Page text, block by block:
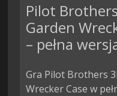
Pilot
Garden
– pełna
Gra Pilot Brothers
Wrecker Case w